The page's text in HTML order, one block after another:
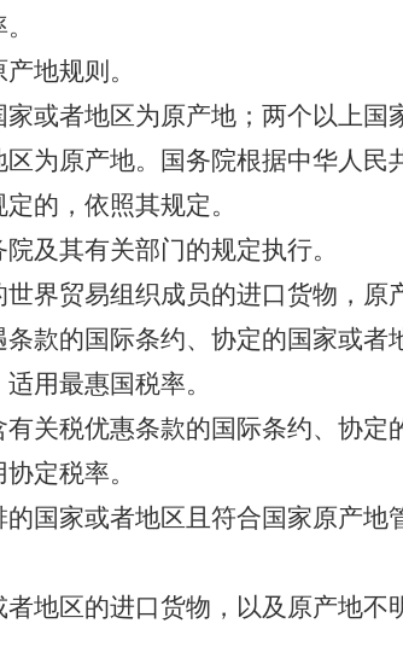
地规则。
或者地区为原产地；两个以上国
为原产地。国务院根据中华人民
的，依照其规定。
及其有关部门的规定执行。
界贸易组织成员的进口货物，原
款的国际条约、协定的国家或者
用最惠国税率。
关税优惠条款的国际条约、协定
定税率。
国家或者地区且符合国家原产地
地区的进口货物，以及原产地不